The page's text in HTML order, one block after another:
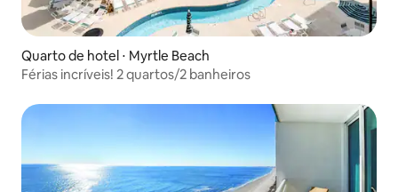
Quarto de hotel ⋅ Myrtle Beach
Férias incríveis! 2 quartos/2 banheiros